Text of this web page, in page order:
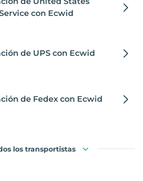
con Ecwid
de UPS con Ecwid
de Fedex con Ecwid
los transportistas